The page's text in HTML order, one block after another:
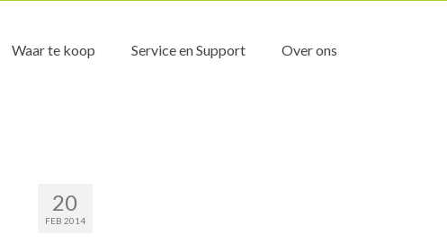
Waar te koop Service en Support Over ons
20
FEB 2014